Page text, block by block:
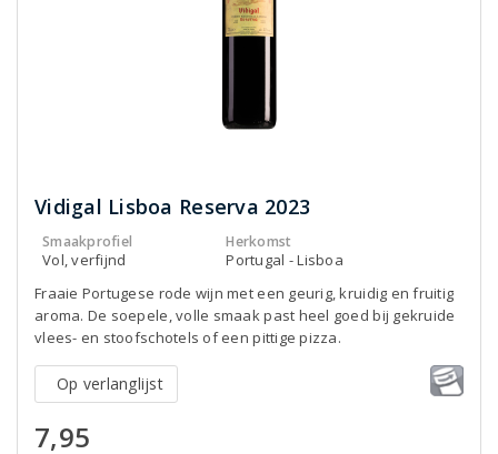
Vidigal Lisboa Reserva 2023
Smaakprofiel
Vol, verfijnd
Herkomst
Portugal - Lisboa
Fraaie Portugese rode wijn met een geurig, kruidig en fruitig
aroma. De soepele, volle smaak past heel goed bij gekruide
vlees- en stoofschotels of een pittige pizza.
Op verlanglijst
7,95